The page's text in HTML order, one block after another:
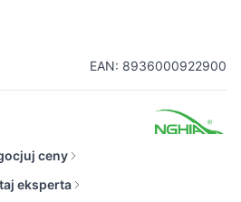
EAN: 8936000922900
ceny
eksperta